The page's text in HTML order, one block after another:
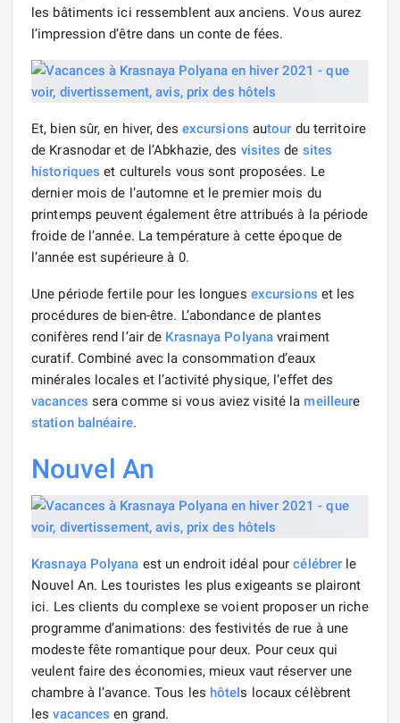
les bâtiments ici ressemblent aux anciens. Vous aurez
l’impression d’être dans un conte de fées.
Et, bien sûr, en hiver, des excursions autour du territoire
de Krasnodar et de l’Abkhazie, des visites de sites
historiques et culturels vous sont proposées. Le
dernier mois de l’automne et le premier mois du
printemps peuvent également être attribués à la période
froide de l’année. La température à cette époque de
l’année est supérieure à 0.
Une période fertile pour les longues excursions et les
procédures de bien-être. L’abondance de plantes
conifères rend l’air de Krasnaya Polyana vraiment
curatif. Combiné avec la consommation d’eaux
minérales locales et l’activité physique, l’effet des
vacances sera comme si vous aviez visité la meilleure
station balnéaire.
Nouvel An
Krasnaya Polyana est un endroit idéal pourcélébrer le
Nouvel An. Les touristes les plus exigeants se plairont
ici. Les clients du complexe se voient proposer un riche
programme d’animations: des festivités de rue à une
modeste fête romantique pour deux. Pour ceux qui
veulent faire des économies, mieux vaut réserver une
chambre à l’avance. Tous les hôtels locaux célèbrent
lesvacances en grand.